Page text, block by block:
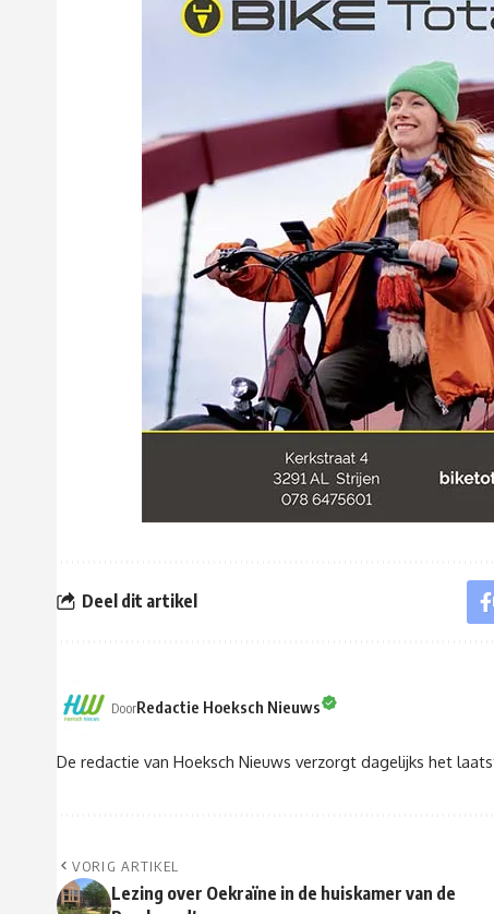
Deel dit artikel
DoorRedactie Hoeksch Nieuws
De redactie van Hoeksch Nieuws verzorgt dagelijks het
VORIG ARTIKEL
Lezing over Oekraïne in de huiskamer van de